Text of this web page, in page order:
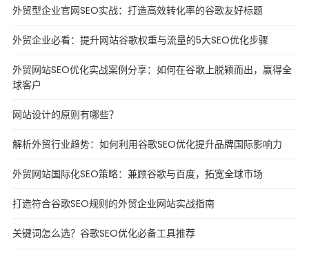
外贸型企业官网SEO实战：打造高效转化率的谷歌友好标题
外贸企业必看：提升网站谷歌权重与流量的5大SEO优化步骤
外贸网站SEO优化实战案例分享：如何在谷歌上脱颖而出，赢得全
球客户
网站设计的原则有哪些？
解析外贸行业趋势：如何利用谷歌SEO优化提升品牌国际影响力
外贸网站国际化SEO策略：兼顾谷歌与百度，拓宽全球市场
打造符合谷歌SEO规则的外贸企业网站实战指南
关键词怎么选？谷歌SEO优化必备工具推荐